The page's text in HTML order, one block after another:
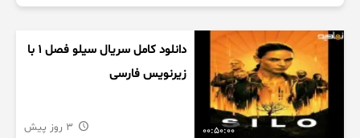
00:50:00
دانلود کامل سریال سیلو فصل ۱ با
زیرنویس فارسی